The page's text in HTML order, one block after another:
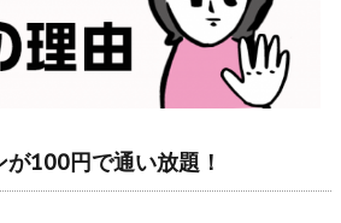
100円で通い放題！